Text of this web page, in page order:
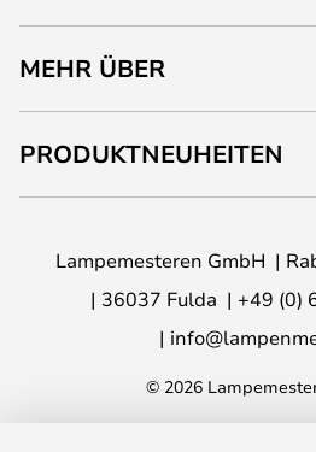
MEHR ÜBER
PRODUKTNEUHEITEN
Lampemesteren GmbH
36037 Fulda
+49 (0)
© 2026